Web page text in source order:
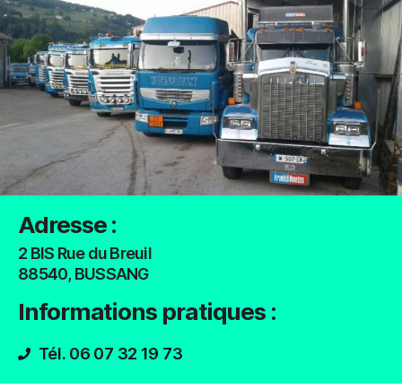
Adresse :
2 BIS Rue du Breuil
88540, BUSSANG
Informations pratiques :
Tél. 06 07 32 19 73